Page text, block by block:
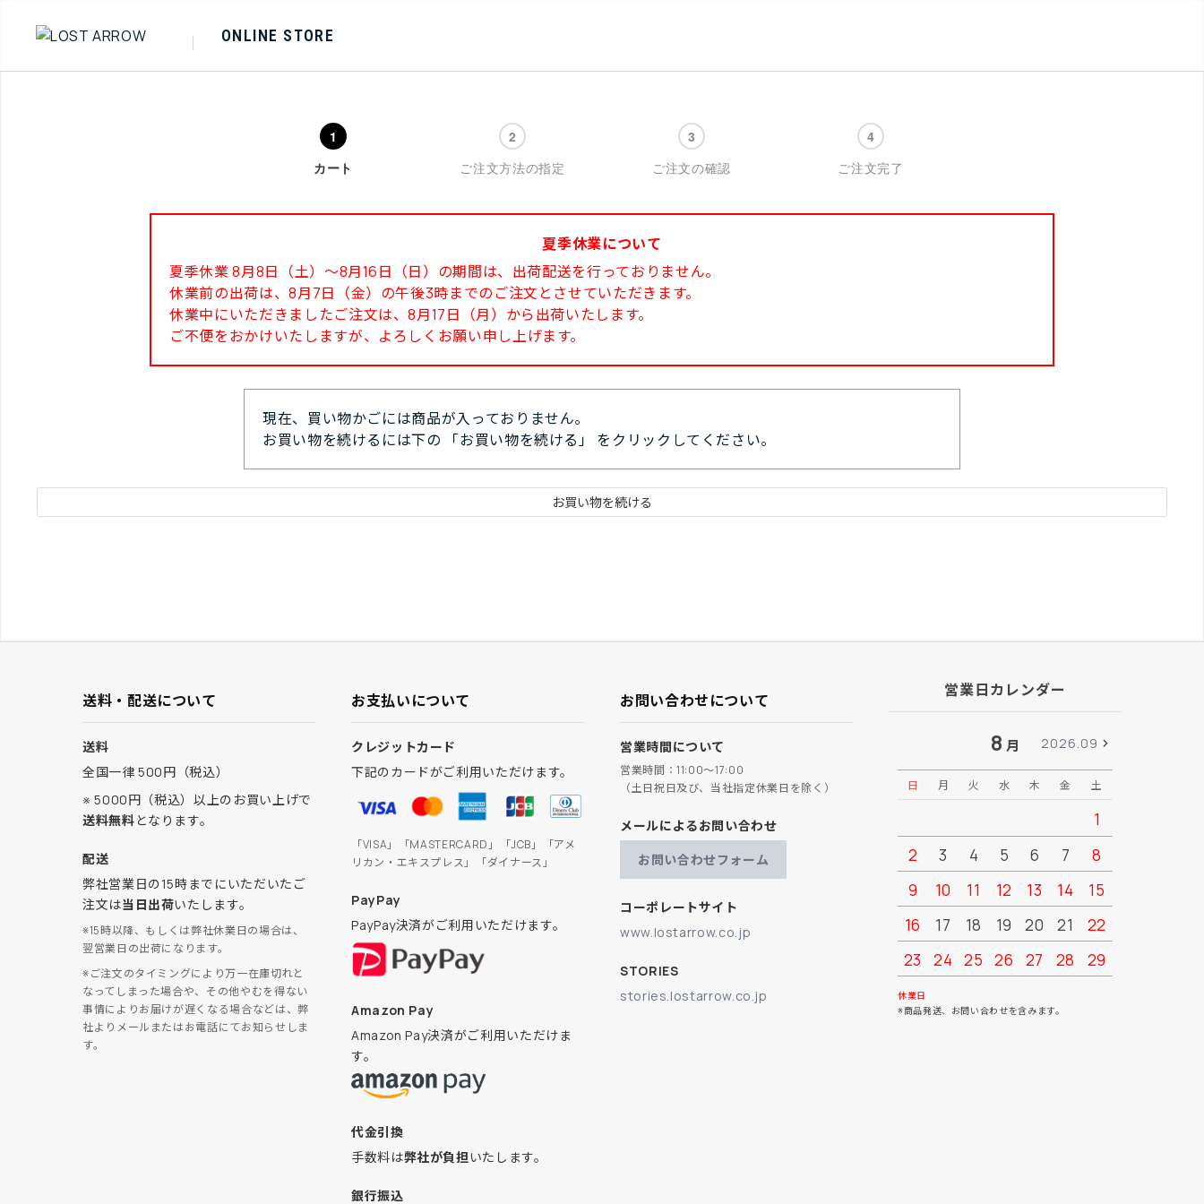
ONLINE STORE
カート ご注文方法の指定 ご注文の確認 ご注文完了
夏季休業について
夏季休業 8月8日（土）～8月16日（日）の期間は、出荷配送を行っておりません。
休業前の出荷は、8月7日（金）の午後3時までのご注文とさせていただきます。
休業中にいただきましたご注文は、8月17日（月）から出荷いたします。
ご不便をおかけいたしますが、よろしくお願い申し上げます。
現在、買い物かごには商品が入っておりません。
お買い物を続けるには下の 「お買い物を続ける」 をクリックしてください。
送料・配送について
送料
全国一律 500円（税込）
※ 5000円（税込）以上のお買い上げで
送料無料となります。
配送
弊社営業日の15時までにいただいたご
注文は当日出荷いたします。
※15時以降、もしくは弊社休業日の場合は、
翌営業日の出荷になります。
※ご注文のタイミングにより万一在庫切れと
なってしまった場合や、その他やむを得ない
事情によりお届けが遅くなる場合などは、弊
社よりメールまたはお電話にてお知らせしま
す。
お支払いについて
クレジットカード
下記のカードがご利用いただけます。
「VISA」「MASTERCARD」「JCB」「アメ
リカン・エキスプレス」「ダイナース」
PayPay
PayPay決済がご利用いただけます。
Amazon Pay
Amazon Pay決済がご利用いただけま
す。
代金引換
手数料は弊社が負担いたします。
銀行振込
お問い合わせについて
営業時間について
営業時間：11:00～17:00
（土日祝日及び、当社指定休業日を除く）
メールによるお問い合わせ
お問い合わせフォーム
コーポレートサイト
www.lostarrow.co.jp
STORIES
stories.lostarrow.co.jp
営業日カレンダー
8 月 2026.09
日 月 火 水 木 金 土
1
2
3 4 5 6 7
8
9
10 11 12 13 14
15
16
17 18 19 20 21
22
23
24 25 26 27 28
29
30
休業日
※商品発送、お問い合わせを含みます。